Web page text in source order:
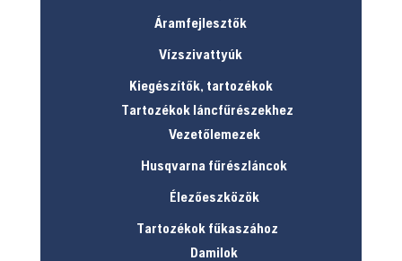
Áramfejlesztők
Vízszivattyúk
Kiegészítők, tartozékok
Tartozékok láncfűrészekhez
Vezetőlemezek
Husqvarna fűrészláncok
Élezőeszközök
Tartozékok fűkaszához
Damilok